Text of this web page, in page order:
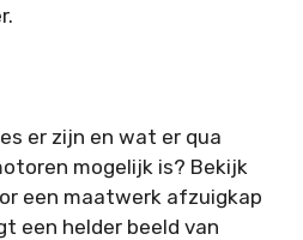
er zijn en wat er qua
mogelijk is? Bekijk
een maatwerk afzuigkap
een helder beeld van